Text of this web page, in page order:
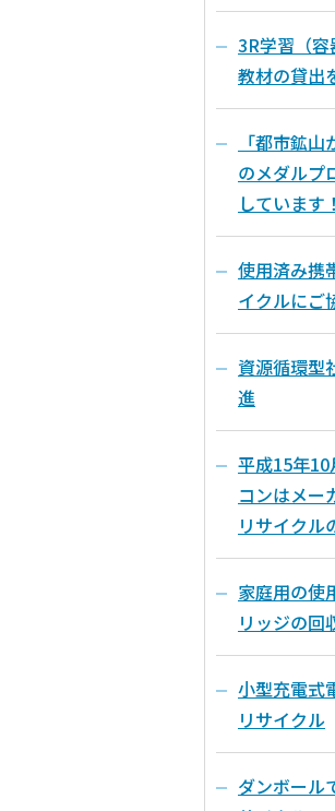
3R学習（容
教材の貸出
「都市鉱
のメダルプ
しています！
使用済み携
イクルにご
資源循環型
進
平成15年10
コンはメー
リサイクル
家庭用の使
リッジの回
小型充電式
リサイクル
ダンボール